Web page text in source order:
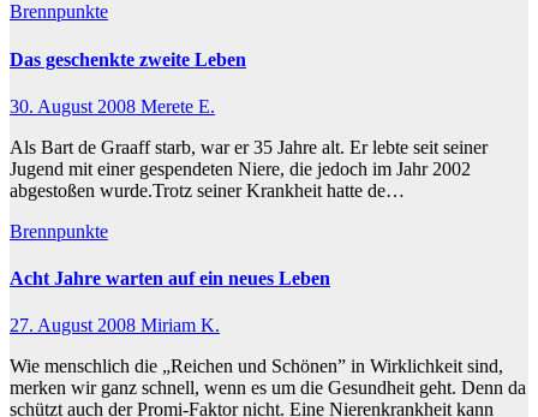
Brennpunkte
Das geschenkte zweite Leben
30. August 2008 Merete E.
Als Bart de Graaff starb, war er 35 Jahre alt. Er lebte seit seiner
Jugend mit einer gespendeten Niere, die jedoch im Jahr 2002
abgestoßen wurde.Trotz seiner Krankheit hatte de…
Brennpunkte
Acht Jahre warten auf ein neues Leben
27. August 2008 Miriam K.
Wie menschlich die „Reichen und Schönen” in Wirklichkeit sind,
merken wir ganz schnell, wenn es um die Gesundheit geht. Denn da
schützt auch der Promi-Faktor nicht. Eine Nierenkrankheit kann